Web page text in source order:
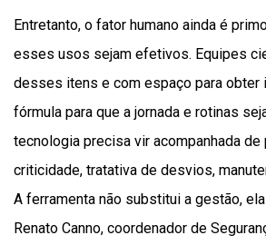
Entretanto, o fator humano ainda é
esses usos sejam efetivos. Equipes
desses itens e com espaço para obter
fórmula para que a jornada e rotinas
tecnologia precisa vir acompanhada
criticidade, tratativa de desvios,
A ferramenta não substitui a gestão,
Renato Canno, coordenador de